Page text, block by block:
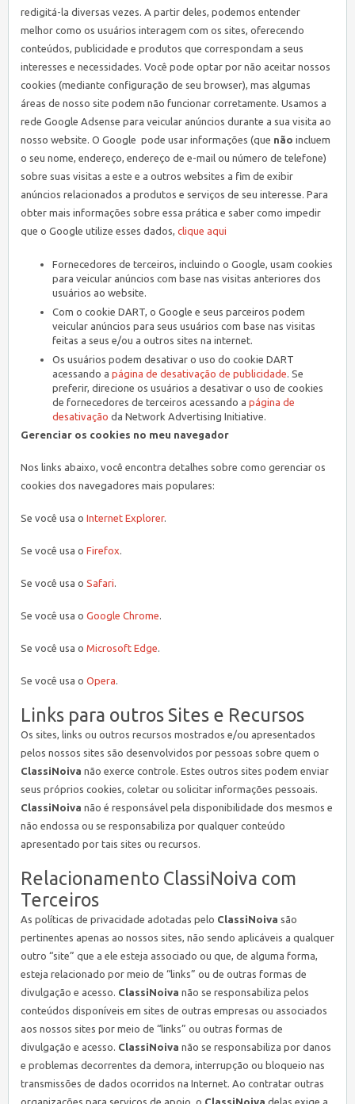
redigitá-la diversas vezes. A partir deles, podemos entender
melhor como os usuários interagem com os sites, oferecendo
conteúdos, publicidade e produtos que correspondam a seus
interesses e necessidades. Você pode optar por não aceitar nossos
cookies (mediante configuração de seu browser), mas algumas
áreas de nosso site podem não funcionar corretamente. Usamos a
rede Google Adsense para veicular anúncios durante a sua visita ao
nosso website. O Google pode usar informações (que não incluem
o seu nome, endereço, endereço de e-mail ou número de telefone)
sobre suas visitas a este e a outros websites a fim de exibir
anúncios relacionados a produtos e serviços de seu interesse. Para
obter mais informações sobre essa prática e saber como impedir
que o Google utilize esses dados, clique aqui
Fornecedores de terceiros, incluindo o Google, usam cookies
para veicular anúncios com base nas visitas anteriores dos
usuários ao website.
Com o cookie DART, o Google e seus parceiros podem
veicular anúncios para seus usuários com base nas visitas
feitas a seus e/ou a outros sites na internet.
Os usuários podem desativar o uso do cookie DART
acessando a página de desativação de publicidade. Se
preferir, direcione os usuários a desativar o uso de cookies
de fornecedores de terceiros acessando a página de
desativação da Network Advertising Initiative.
Gerenciar os cookies no meu navegador
Nos links abaixo, você encontra detalhes sobre como gerenciar os
cookies dos navegadores mais populares:
Se você usa o Internet Explorer.
Se você usa o Firefox.
Se você usa o Safari.
Se você usa o Google Chrome.
Se você usa o Microsoft Edge.
Se você usa o Opera.
Links para outros Sites e Recursos
Os sites, links ou outros recursos mostrados e/ou apresentados
pelos nossos sites são desenvolvidos por pessoas sobre quem o
ClassiNoiva não exerce controle. Estes outros sites podem enviar
seus próprios cookies, coletar ou solicitar informações pessoais.
ClassiNoiva não é responsável pela disponibilidade dos mesmos e
não endossa ou se responsabiliza por qualquer conteúdo
apresentado por tais sites ou recursos.
Relacionamento ClassiNoiva com
Terceiros
As políticas de privacidade adotadas pelo ClassiNoiva são
pertinentes apenas ao nossos sites, não sendo aplicáveis a qualquer
outro “site” que a ele esteja associado ou que, de alguma forma,
esteja relacionado por meio de “links” ou de outras formas de
divulgação e acesso. ClassiNoiva não se responsabiliza pelos
conteúdos disponíveis em sites de outras empresas ou associados
aos nossos sites por meio de “links” ou outras formas de
divulgação e acesso. ClassiNoiva não se responsabiliza por danos
e problemas decorrentes da demora, interrupção ou bloqueio nas
transmissões de dados ocorridos na Internet. Ao contratar outras
organizações para serviços de apoio, o ClassiNoiva delas exige a